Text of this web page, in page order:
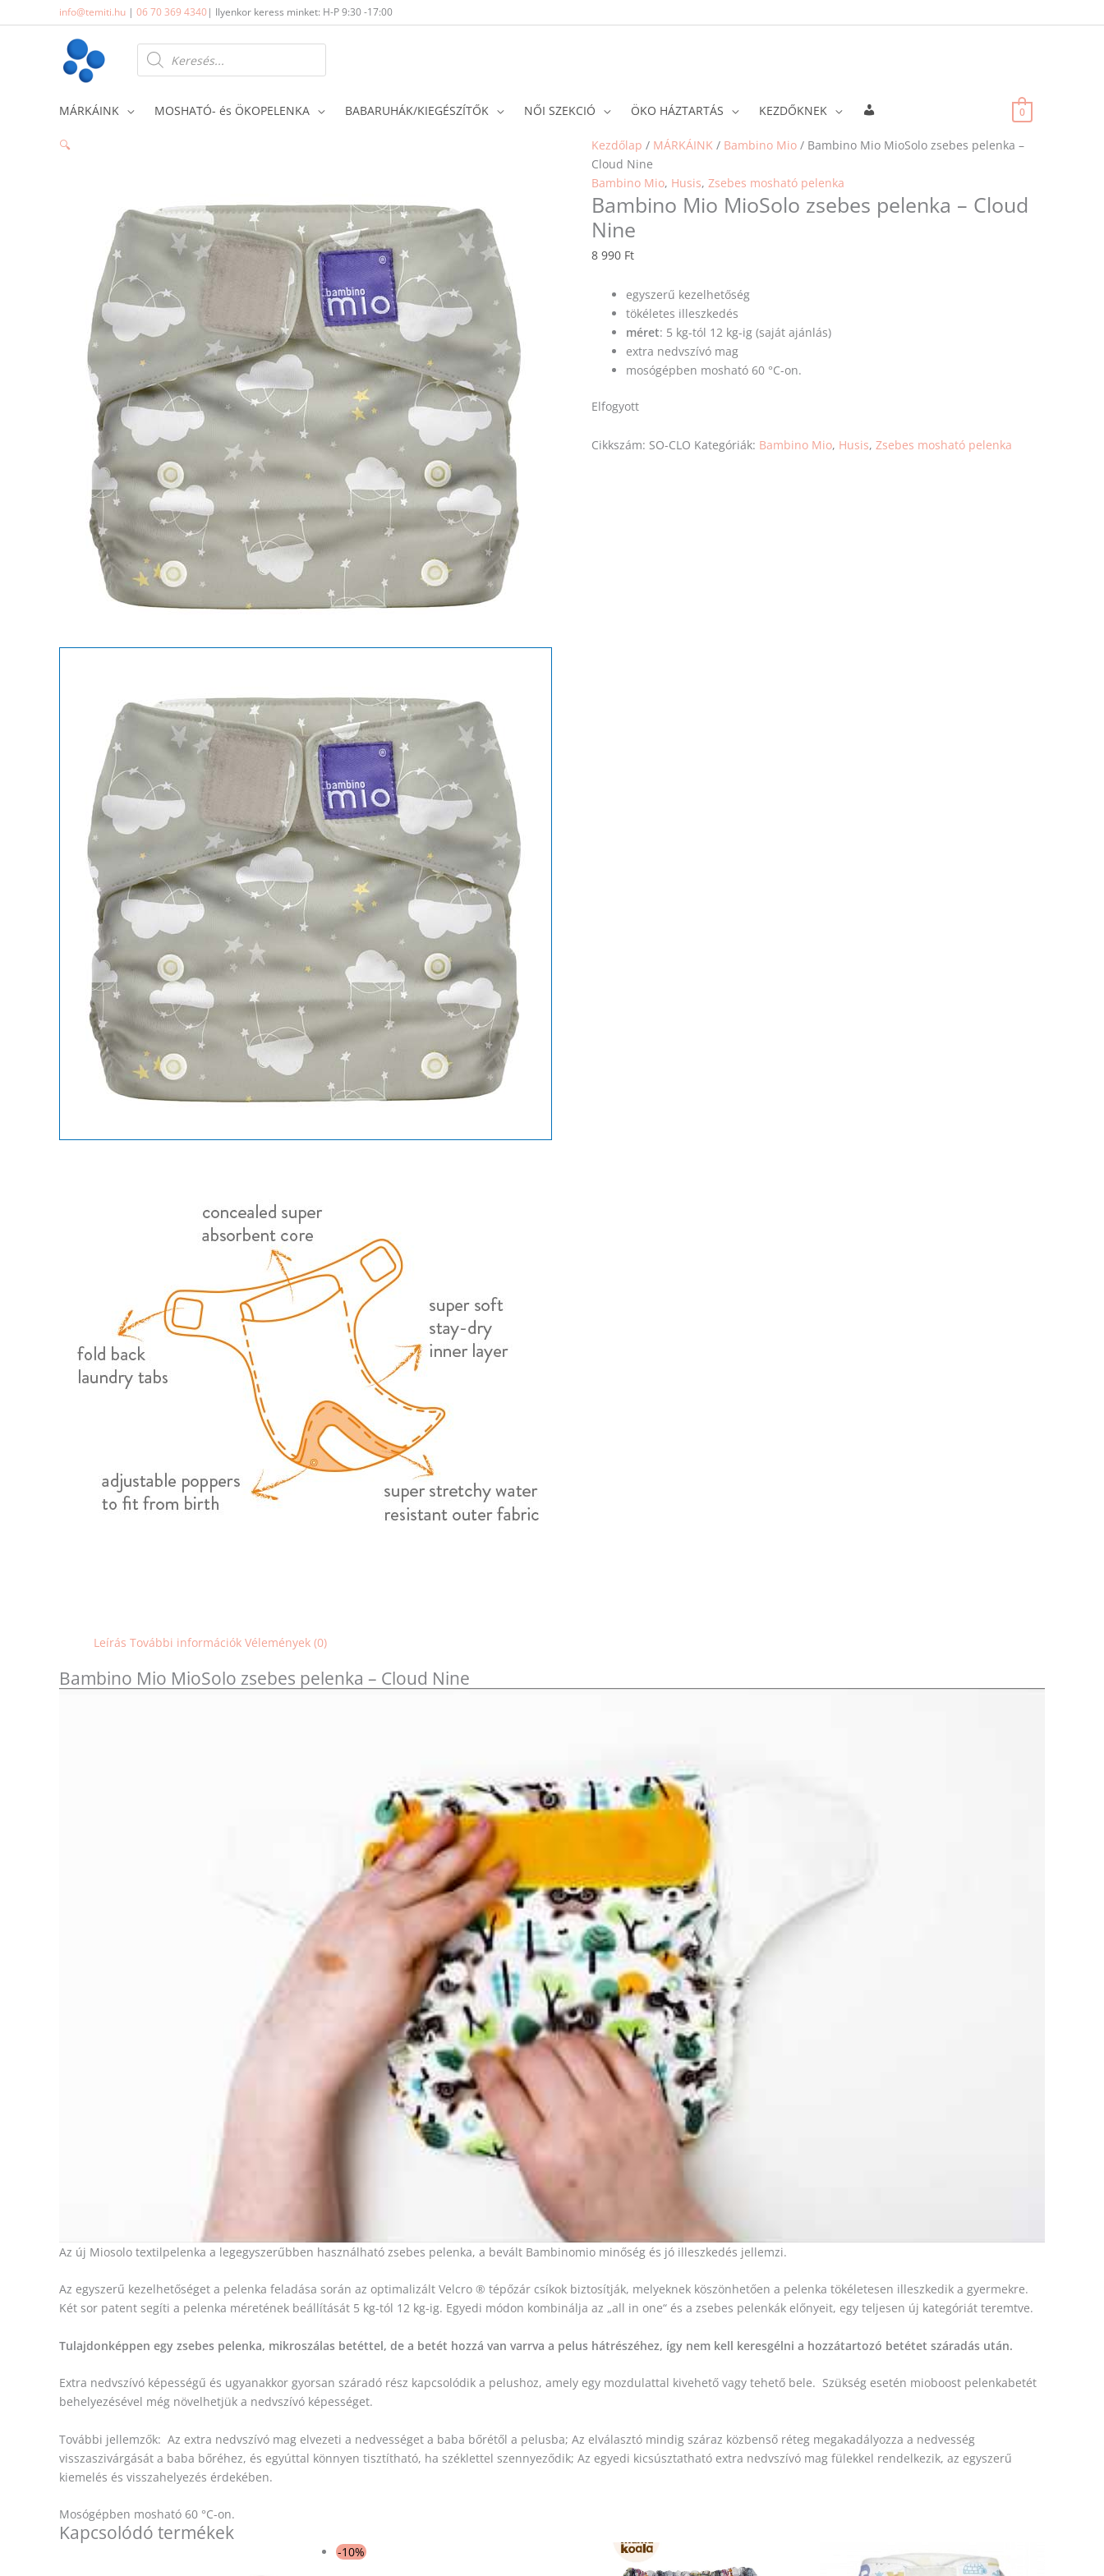
to
info@temiti.hu | 06 70 369 4340| Ilyenkor keress minket: H-P 9:30 -17:00
Products
search
MÁRKÁINK MOSHATÓ- és ÖKOPELENKA BABARUHÁK/KIEGÉSZÍTŐK NŐI SZEKCIÓ ÖKO HÁZTARTÁS KEZDŐKNEK 0
🔍 Kezdőlap / MÁRKÁINK / Bambino Mio / Bambino Mio MioSolo zsebes pelenka –
Cloud Nine
Bambino Mio, Husis, Zsebes mosható pelenka
Bambino Mio MioSolo zsebes pelenka – Cloud
Nine
8 990 Ft
egyszerű kezelhetőség
tökéletes illeszkedés
méret: 5 kg-tól 12 kg-ig (saját ajánlás)
extra nedvszívó mag
mosógépben mosható 60 °C-on.
Elfogyott
Cikkszám: SO-CLO Kategóriák: Bambino Mio, Husis, Zsebes mosható pelenka
Leírás További információk Vélemények (0)
Bambino Mio MioSolo zsebes pelenka – Cloud Nine
Az új Miosolo textilpelenka a legegyszerűbben használható zsebes pelenka, a bevált Bambinomio minőség és jó illeszkedés jellemzi.
Az egyszerű kezelhetőséget a pelenka feladása során az optimalizált Velcro ® tépőzár csíkok biztosítják, melyeknek köszönhetően a pelenka tökéletesen illeszkedik a gyermekre.
Két sor patent segíti a pelenka méretének beállítását 5 kg-tól 12 kg-ig. Egyedi módon kombinálja az „all in one“ és a zsebes pelenkák előnyeit, egy teljesen új kategóriát teremtve.
Tulajdonképpen egy zsebes pelenka, mikroszálas betéttel, de a betét hozzá van varrva a pelus hátrészéhez, így nem kell keresgélni a hozzátartozó betétet száradás után.
Extra nedvszívó képességű és ugyanakkor gyorsan száradó rész kapcsolódik a pelushoz, amely egy mozdulattal kivehető vagy tehető bele. Szükség esetén mioboost pelenkabetét
behelyezésével még növelhetjük a nedvszívó képességet.
További jellemzők: Az extra nedvszívó mag elvezeti a nedvességet a baba bőrétől a pelusba; Az elválasztó mindig száraz közbenső réteg megakadályozza a nedvesség
visszaszivárgását a baba bőréhez, és egyúttal könnyen tisztítható, ha széklettel szennyeződik; Az egyedi kicsúsztatható extra nedvszívó mag fülekkel rendelkezik, az egyszerű
kiemelés és visszahelyezés érdekében.
Mosógépben mosható 60 °C-on.
Kapcsolódó termékek
-10%